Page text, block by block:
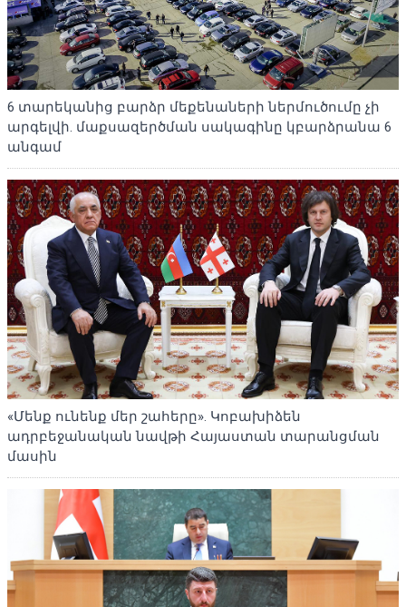
6 տարեկանից բարձր մեքենաների ներմուծումը չի
արգելվի. մաքսազերծման սակագինը կբարձրանա 6
անգամ
«Մենք ունենք մեր շահերը». Կոբախիձեն
ադրբեջանական նավթի Հայաստան տարանցման
մասին